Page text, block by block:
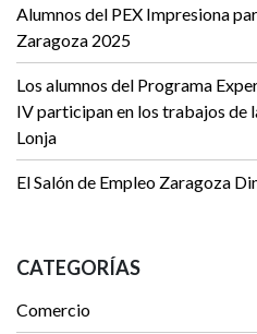
Alumnos del PEX Impresiona
Zaragoza 2025
Los alumnos del Programa
IV participan en los trabajos de
Lonja
El Salón de Empleo Zaragoza
CATEGORÍAS
Comercio